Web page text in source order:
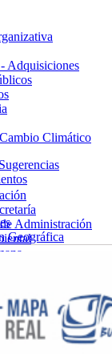
Adquisiciones
Climático
Administración